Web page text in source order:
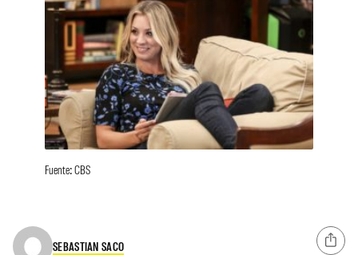
Fuente: CBS
SEBASTIAN SACO